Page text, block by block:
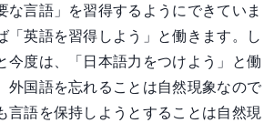
な言語」を習得するようにできていま
「英語を習得しよう」と働きます。し
今度は、「日本語力をつけよう」と働
外国語を忘れることは自然現象なので
言語を保持しようとすることは自然現